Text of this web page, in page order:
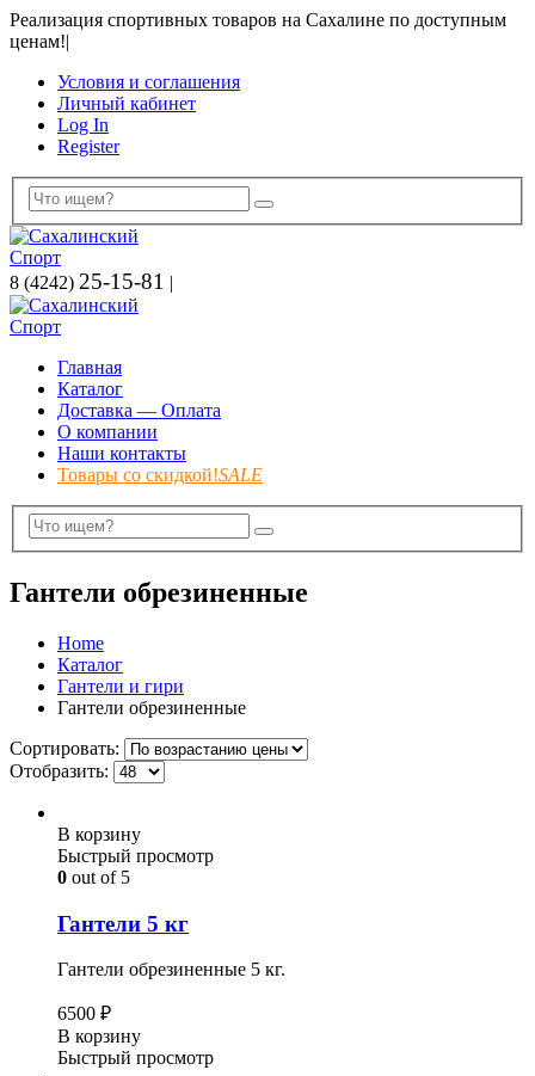
Реализация спортивных товаров на Сахалине по доступным
ценам!|
Условия и соглашения
Личный кабинет
Log In
Register
8 (4242) 25-15-81 |
Главная
Каталог
Доставка — Оплата
О компании
Наши контакты
Товары со скидкой!SALE
Гантели обрезиненные
Home
Каталог
Гантели и гири
Гантели обрезиненные
Сортировать:
Отобразить:
В корзину
Быстрый просмотр
0 out of 5
Гантели 5 кг
Гантели обрезиненные 5 кг.
6500 ₽
В корзину
Быстрый просмотр